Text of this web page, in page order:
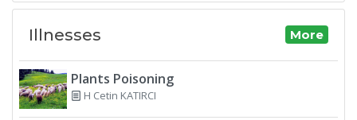
Illnesses More
Plants Poisoning
H Cetin KATIRCI